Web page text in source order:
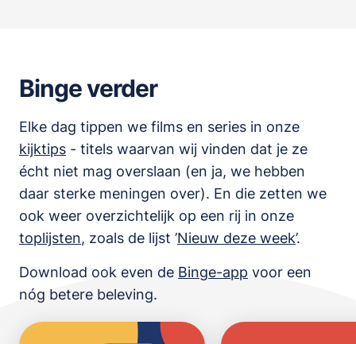
Binge verder
Elke dag tippen we films en series in onze
kijktips - titels waarvan wij vinden dat je ze
écht niet mag overslaan (en ja, we hebben
daar sterke meningen over). En die zetten we
ook weer overzichtelijk op een rij in onze
toplijsten, zoals de lijst ’Nieuw deze week’.
Download ook even de Binge-app voor een
nóg betere beleving.